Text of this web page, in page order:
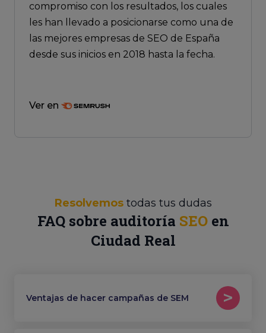
compromiso con los resultados, los cuales
les han llevado a posicionarse como una de
las mejores empresas de SEO de España
desde sus inicios en 2018 hasta la fecha.
Ver en
Resolvemostodas tus dudas
FAQ sobre auditoría SEOen
Ciudad Real
Ventajas de hacer campañas de SEM